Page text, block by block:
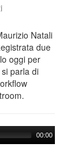
Natali
due
oggi per
parla di
00:00